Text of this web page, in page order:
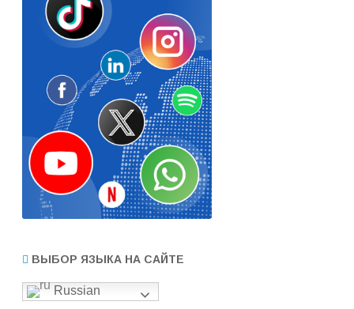
ВЫБОР ЯЗЫКА НА САЙТЕ
Russian